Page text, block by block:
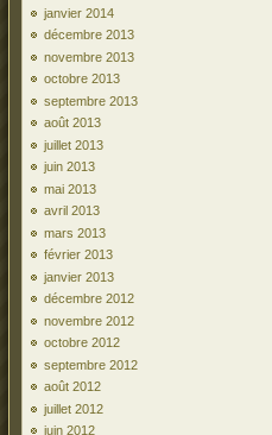
janvier 2014
décembre 2013
novembre 2013
octobre 2013
septembre 2013
août 2013
juillet 2013
juin 2013
mai 2013
avril 2013
mars 2013
février 2013
janvier 2013
décembre 2012
novembre 2012
octobre 2012
septembre 2012
août 2012
juillet 2012
juin 2012